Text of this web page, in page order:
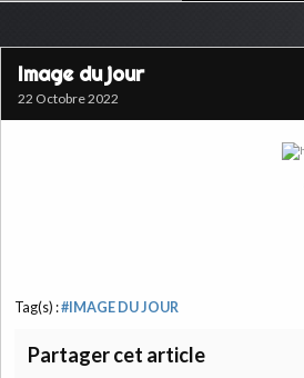
Image du jour
22 Octobre 2022
Tag(s) :#IMAGE DU JOUR
Partager cet article